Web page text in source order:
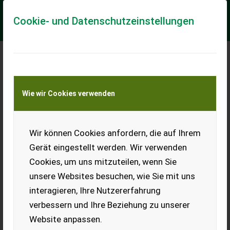
Cookie- und Datenschutzeinstellungen
Wie wir Cookies verwenden
Wir können Cookies anfordern, die auf Ihrem
Gerät eingestellt werden. Wir verwenden
Cookies, um uns mitzuteilen, wenn Sie
unsere Websites besuchen, wie Sie mit uns
interagieren, Ihre Nutzererfahrung
verbessern und Ihre Beziehung zu unserer
Website anpassen.
Meine Transportkostenanfrage
Transport von Land- und Baumaschinen –
KEINE Tiertransporte
Reform 116 (25466)
Reform Motormäher 116 *Rotax 2 Takt Motor *Bereifung
4.00-8 Neu *160cm Fingerbalken *Motormäher neu Lackiert
Nachstehend finden Sie ähnliche Suchb...
EUR 2.900 inkl. 13% MwSt./Verm.